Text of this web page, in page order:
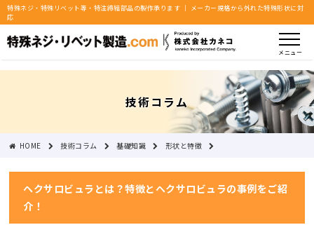
特殊ネジ・特殊リベット等・特注締結部品の製作承ります ｜ メーカー規格から外れた特殊形状に対
応
メニュー
技術コラム
HOME 技術コラム 基礎知識 形状と特徴
ヘクサロビュラとは？特徴とヘクサロビュラの事例をご紹介！
ヘクサロビュラとは？特徴とヘクサロビュラの事例をご紹
介！